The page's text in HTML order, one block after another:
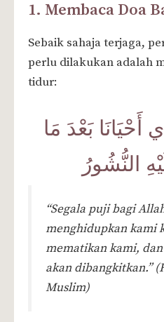
1. Membaca Doa
Sebaik sahaja terjaga,
perlu dilakukan adalah
tidur:
أَحْيَانَا بَعْدَ مَا
النُّشُورُ
“Segala puji bagi
menghidupkan kami
mematikan kami,
akan dibangkitkan.”
Muslim)